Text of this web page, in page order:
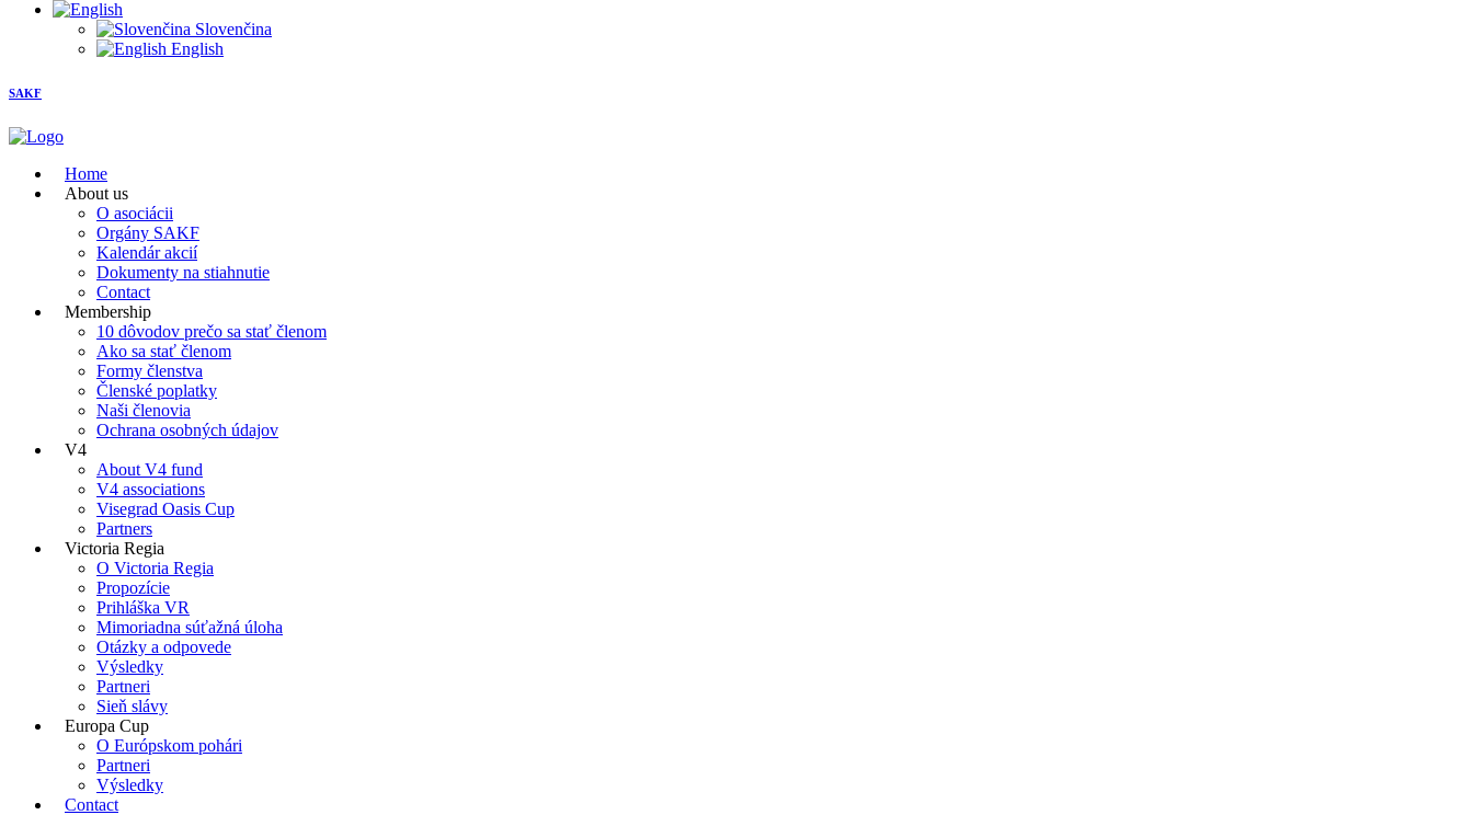
Slovenčina
English
SAKF
Home
About us
O asociácii
Orgány SAKF
Kalendár akcií
Dokumenty na stiahnutie
Contact
Membership
10 dôvodov prečo sa stať členom
Ako sa stať členom
Formy členstva
Členské poplatky
Naši členovia
Ochrana osobných údajov
V4
About V4 fund
V4 associations
Visegrad Oasis Cup
Partners
Victoria Regia
O Victoria Regia
Propozície
Prihláška VR
Mimoriadna súťažná úloha
Otázky a odpovede
Výsledky
Partneri
Sieň slávy
Europa Cup
O Európskom pohári
Partneri
Výsledky
Contact